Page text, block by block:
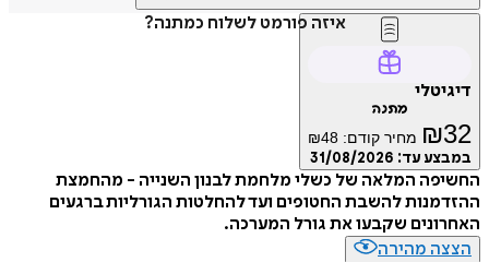
איזה פורמט לשלוח כמתנה?
דיגיטלי
מתנה
₪32 מחיר קודם: ₪48
במבצע עד: 31/08/2026
החשיפה המלאה של כשלי מלחמת לבנון השנייה - מהחמצת
ההזדמנות להשבת החטופים ועד להחלטות הגורליות ברגעים
האחרונים שקבעו את גורל המערכה.
הצצה מהירה